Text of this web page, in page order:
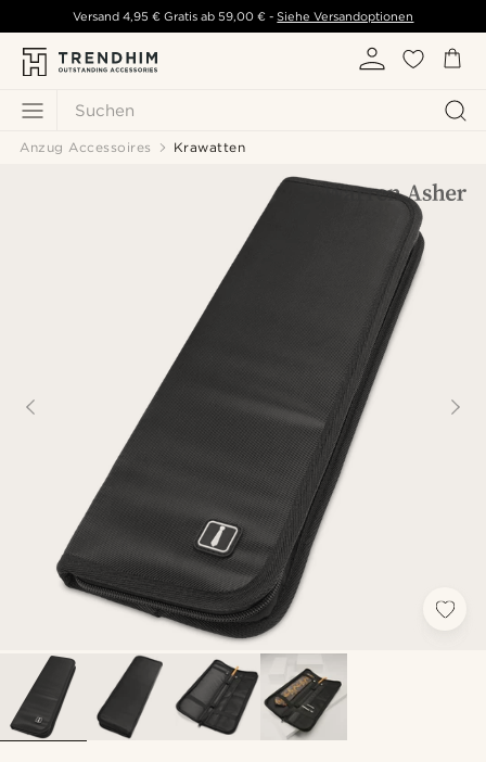
Suchen
Versand 4,95 € Gratis ab 59,00 € - Siehe Versandoptionen
Anzug Accessoires Krawatten